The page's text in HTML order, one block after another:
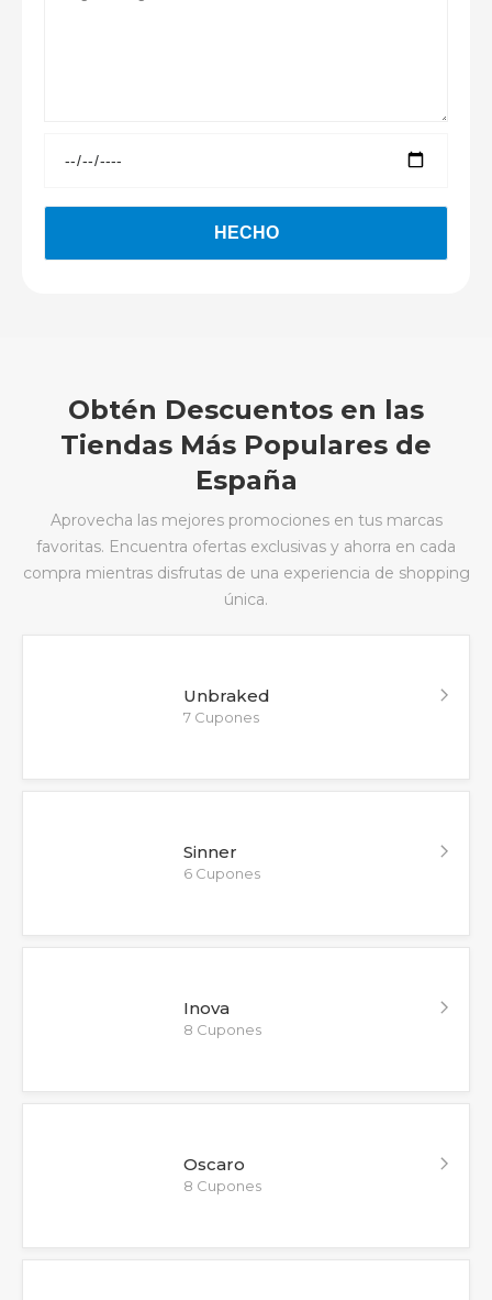
Obtén Descuentos en las
Tiendas Más Populares de
España
Aprovecha las mejores promociones en tus marcas
favoritas. Encuentra ofertas exclusivas y ahorra en cada
compra mientras disfrutas de una experiencia de shopping
única.
Unbraked
7 Cupones
Sinner
6 Cupones
Inova
8 Cupones
Oscaro
8 Cupones